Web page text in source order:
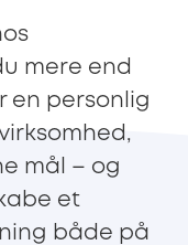
mere end
en personlig
mål – og
et
både på